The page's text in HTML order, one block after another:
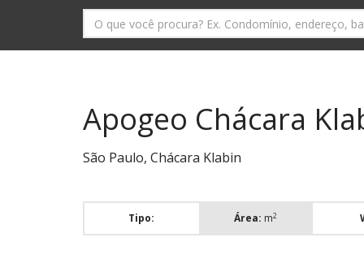
Apogeo Chácara
São Paulo, Chácara Klabin
Tipo: Área: m2